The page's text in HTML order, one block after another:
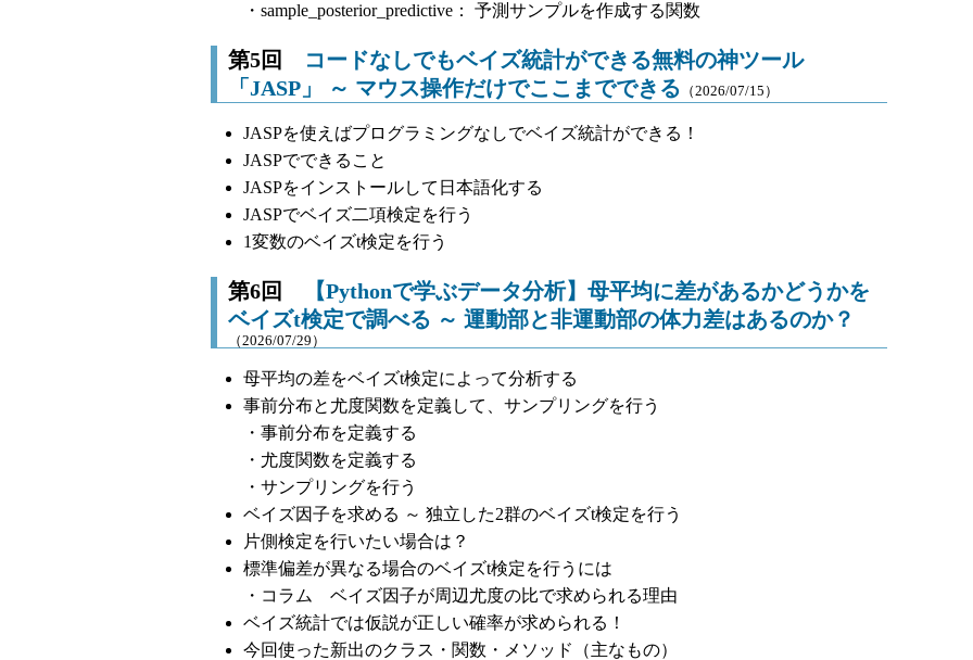
・sample_posterior_predictive： 予測サンプルを作成する関数
第5回
コードなしでもベイズ統計ができる無料の神ツール
「JASP」 ～ マウス操作だけでここまでできる （2026/07/15）
JASPを使えばプログラミングなしでベイズ統計ができる！
JASPでできること
JASPをインストールして日本語化する
JASPでベイズ二項検定を行う
1変数のベイズt検定を行う
第6回
【Pythonで学ぶデータ分析】母平均に差があるかどうかを
ベイズt検定で調べる ～ 運動部と非運動部の体力差はあるのか？
（2026/07/29）
母平均の差をベイズt検定によって分析する
事前分布と尤度関数を定義して、サンプリングを行う
・事前分布を定義する
・尤度関数を定義する
・サンプリングを行う
ベイズ因子を求める ～ 独立した2群のベイズt検定を行う
片側検定を行いたい場合は？
標準偏差が異なる場合のベイズt検定を行うには
・コラム ベイズ因子が周辺尤度の比で求められる理由
ベイズ統計では仮説が正しい確率が求められる！
今回使った新出のクラス・関数・メソッド（主なもの）